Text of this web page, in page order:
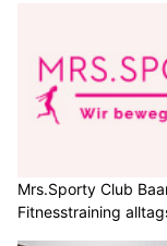
Mrs.Sporty Club
Fitnesstraining